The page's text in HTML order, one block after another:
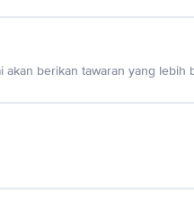
akan berikan tawaran yang lebih